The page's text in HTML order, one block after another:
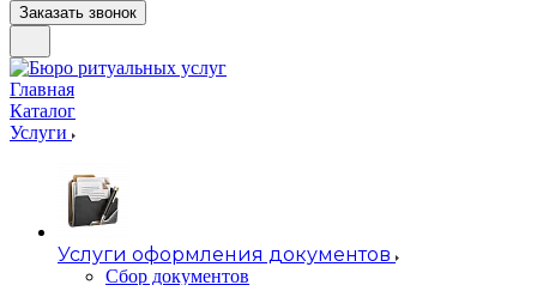
Заказать звонок
Главная
Каталог
Услуги
Услуги оформления документов
Сбор документов